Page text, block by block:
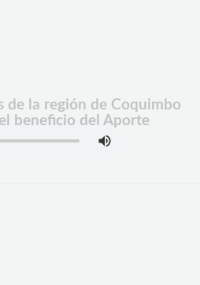
de la región de Coquimbo
beneficio del Aporte